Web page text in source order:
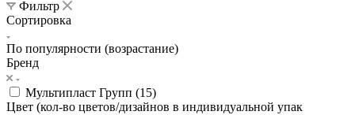
Фильтр
Сортировка
По популярности (возрастание)
Бренд
Мультипласт Групп (15)
Цвет (кол-во цветов/дизайнов в индивидуальной упак